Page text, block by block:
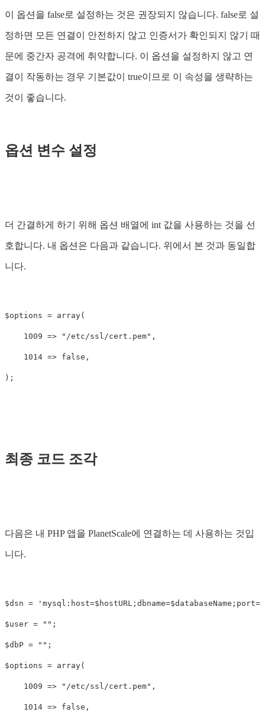
이 옵션을 false로 설정하는 것은 권장되지 않습니다. false로 설
정하면 모든 연결이 안전하지 않고 인증서가 확인되지 않기 때
문에 중간자 공격에 취약합니다. 이 옵션을 설정하지 않고 연
결이 작동하는 경우 기본값이 true이므로 이 속성을 생략하는
것이 좋습니다.
옵션 변수 설정
더 간결하게 하기 위해 옵션 배열에 int 값을 사용하는 것을 선
호합니다. 내 옵션은 다음과 같습니다. 위에서 본 것과 동일합
니다.
$options = array(
    1009 => "/etc/ssl/cert.pem",
    1014 => false,
최종 코드 조각
다음은 내 PHP 앱을 PlanetScale에 연결하는 데 사용하는 것입
니다.
$dsn =
$user = "";
$dbP = "";
$options = array(
    1009 => "/etc/ssl/cert.pem",
    1014 => false,